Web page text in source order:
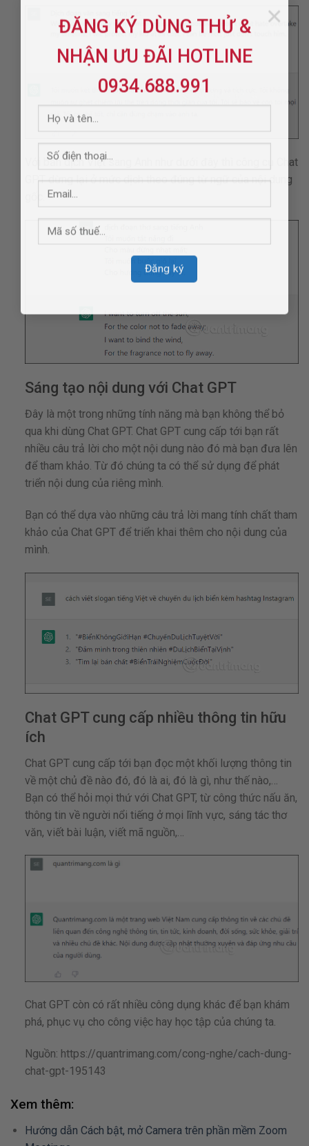
ĐĂNG KÝ DÙNG THỬ &
NHẬN ƯU ĐÃI HOTLINE
0934.688.991
×
Với bản dịch Việt sang Anh như dưới đây thì công cụ Chat
GPT dừng lại ở mức dịch theo đúng từ ngữ của nội dung
Sáng tạo nội dung với Chat GPT
Đây là một trong những tính năng mà bạn không thể bỏ
qua khi dùng Chat GPT. Chat GPT cung cấp tới bạn rất
nhiều câu trả lời cho một nội dung nào đó mà bạn đưa lên
để tham khảo. Từ đó chúng ta có thể sử dụng để phát
triển nội dung của riêng mình.
Bạn có thể dựa vào những câu trả lời mang tính chất tham
khảo của Chat GPT để triển khai thêm cho nội dung của
mình.
Chat GPT cung cấp nhiều thông tin hữu
ích
Chat GPT cung cấp tới bạn đọc một khối lượng thông tin
về một chủ đề nào đó, đó là ai, đó là gì, như thế nào,…
Bạn có thể hỏi mọi thứ với Chat GPT, từ công thức nấu ăn,
thông tin về người nổi tiếng ở mọi lĩnh vực, sáng tác thơ
văn, viết bài luận, viết mã nguồn,…
Chat GPT còn có rất nhiều công dụng khác để bạn khám
phá, phục vụ cho công việc hay học tập của chúng ta.
Nguồn: https://quantrimang.com/cong-nghe/cach-dung-
chat-gpt-195143
Xem thêm:
Hướng dẫn Cách bật, mở Camera trên phần mềm Zoom